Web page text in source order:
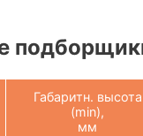
Габаритн. высота
(min),
мм